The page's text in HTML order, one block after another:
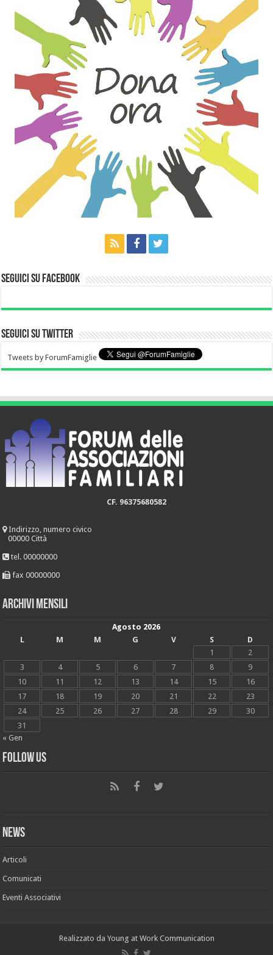
Seguici su Facebook
Seguici su Twitter
Tweets by ForumFamiglie
CF. 96375680582
Indirizzo, numero civico
00000 Città
tel. 00000000
fax 00000000
Archivi mensili
Agosto 2026
L
M M G V S
D
1
2
3
4 5 6 7 8
9
10
11 12 13 14 15
16
17
18 19 20 21 22
23
24
25 26 27 28 29
30
31
« Gen
Follow Us
News
Articoli
Comunicati
Eventi Associativi
Realizzato da Young at Work Communication